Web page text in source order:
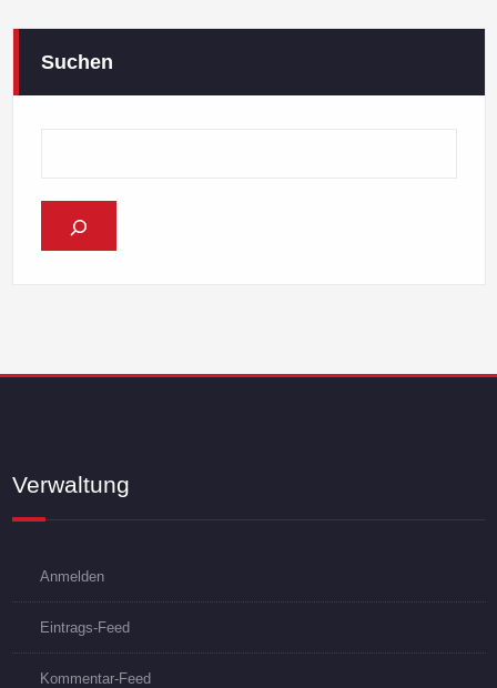
Suchen
Verwaltung
Anmelden
Eintrags-Feed
Kommentar-Feed